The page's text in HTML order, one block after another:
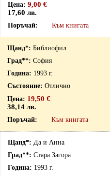
9,00 €
17,60 лв.
Към книгата
Библиофил
София
1993 г.
Отлично
19,50 €
38,14 лв.
Към книгата
Да и Анна
Стара Загора
1993 г.